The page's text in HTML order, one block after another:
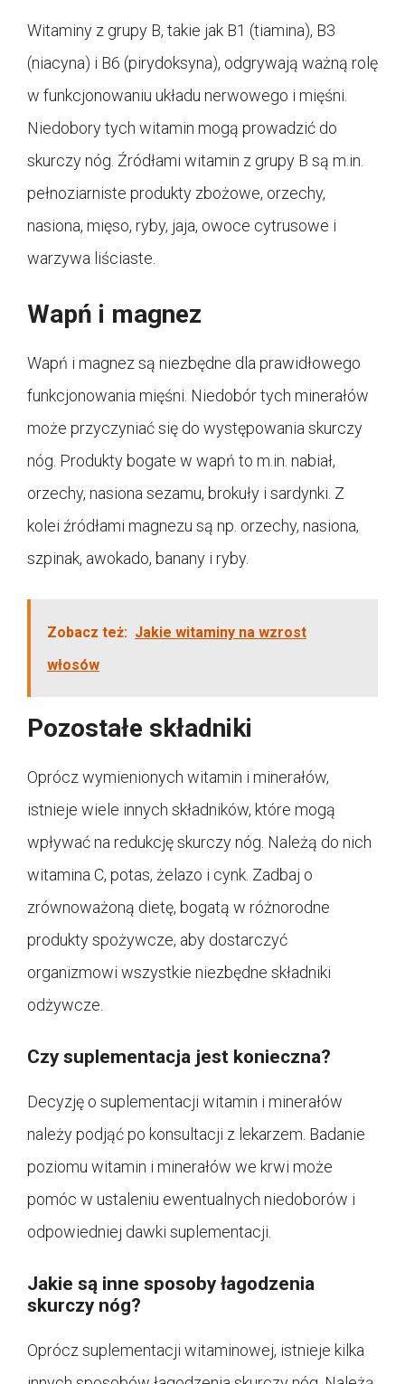
Witaminy z grupy B, takie jak B1 (tiamina), B3
(niacyna) i B6 (pirydoksyna), odgrywają ważną rolę
w funkcjonowaniu układu nerwowego i mięśni.
Niedobory tych witamin mogą prowadzić do
skurczy nóg. Źródłami witamin z grupy B są m.in.
pełnoziarniste produkty zbożowe, orzechy,
nasiona, mięso, ryby, jaja, owoce cytrusowe i
warzywa liściaste.
Wapń i magnez
Wapń i magnez są niezbędne dla prawidłowego
funkcjonowania mięśni. Niedobór tych minerałów
może przyczyniać się do występowania skurczy
nóg. Produkty bogate w wapń to m.in. nabiał,
orzechy, nasiona sezamu, brokuły i sardynki. Z
kolei źródłami magnezu są np. orzechy, nasiona,
szpinak, awokado, banany i ryby.
Zobacz też: Jakie witaminy na wzrost
włosów
Pozostałe składniki
Oprócz wymienionych witamin i minerałów,
istnieje wiele innych składników, które mogą
wpływać na redukcję skurczy nóg. Należą do nich
witamina C, potas, żelazo i cynk. Zadbaj o
zrównoważoną dietę, bogatą w różnorodne
produkty spożywcze, aby dostarczyć
organizmowi wszystkie niezbędne składniki
odżywcze.
Czy suplementacja jest konieczna?
Decyzję o suplementacji witamin i minerałów
należy podjąć po konsultacji z lekarzem. Badanie
poziomu witamin i minerałów we krwi może
pomóc w ustaleniu ewentualnych niedoborów i
odpowiedniej dawki suplementacji.
Jakie są inne sposoby łagodzenia
skurczy nóg?
Oprócz suplementacji witaminowej, istnieje kilka